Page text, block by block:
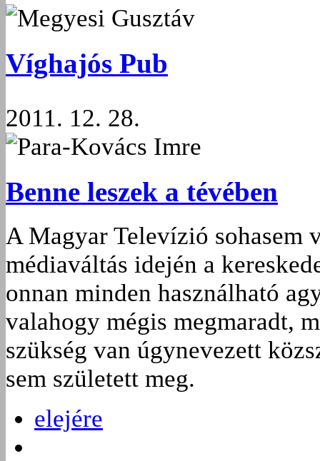
Megyesi Gusztáv
Víghajós Pub
2011. 12. 28.
Para-Kovács Imre
Benne leszek a tévében
A Magyar Televízió sohasem
médiaváltás idején a
onnan minden használható
valahogy mégis megmaradt,
szükség van úgynevezett
sem született meg.
elejére